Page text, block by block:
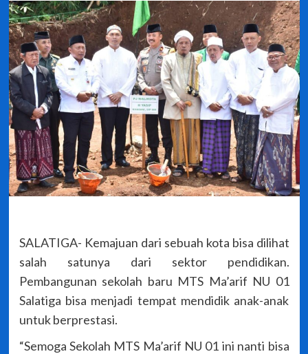
SALATIGA- Kemajuan dari sebuah kota bisa dilihat
salah satunya dari sektor pendidikan.
Pembangunan sekolah baru MTS Ma’arif NU 01
Salatiga bisa menjadi tempat mendidik anak-anak
untuk berprestasi.
“Semoga Sekolah MTS Ma’arif NU 01 ini nanti bisa